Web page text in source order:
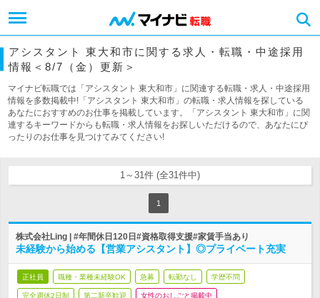
アシスタント 東大和市に関する求人・転職・中途採用
情報＜8/7（金）更新＞
マイナビ転職では「アシスタント 東大和市」に関連する転職・求人・中途採用
情報を多数掲載中!「アシスタント 東大和市」の転職・求人情報を探している
あなたにおすすめのお仕事を掲載しています。「アシスタント 東大和市」に関
連するキーワードからも転職・求人情報をお探しいただけるので、あなたにぴ
ったりのお仕事を見つけてみてください!
1～31件 (全31件中)
1
株式会社Ling | #年間休日120日#資格取得支援#家賃手当あり
未経験から始める【営業アシスタント】◎プライベート充実
正社員 職種・業種未経験OK 急募 転勤なし 学歴不問
完全週休2日制 第二新卒歓迎 女性のおしごと掲載中